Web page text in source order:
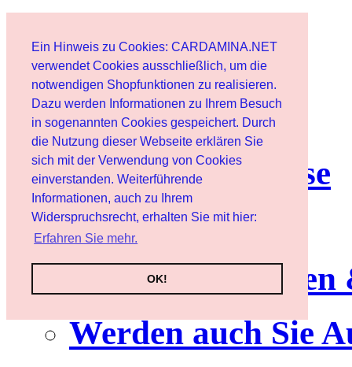
Ein Hinweis zu Cookies: CARDAMINA.NET
verwendet Cookies ausschließlich, um die
notwendigen Shopfunktionen zu realisieren.
Dazu werden Informationen zu Ihrem Besuch
in sogenannten Cookies gespeichert. Durch
die Nutzung dieser Webseite erklären Sie
sich mit der Verwendung von Cookies
einverstanden. Weiterführende
Informationen, auch zu Ihrem
Widerspruchsrecht, erhalten Sie mit hier:
Erfahren Sie mehr.
OK!
Benutzer
Newsletter
Nutzungshinweise
Service
Werden auch Sie